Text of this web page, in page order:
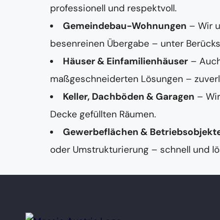
professionell und respektvoll.
Gemeindebau-Wohnungen – Wir
besenreinen Übergabe – unter
Häuser & Einfamilienhäuser –
maßgeschneiderten Lösungen –
Keller, Dachböden & Garagen –
Decke gefüllten Räumen.
Gewerbeflächen &
oder Umstrukturierung – schnell und